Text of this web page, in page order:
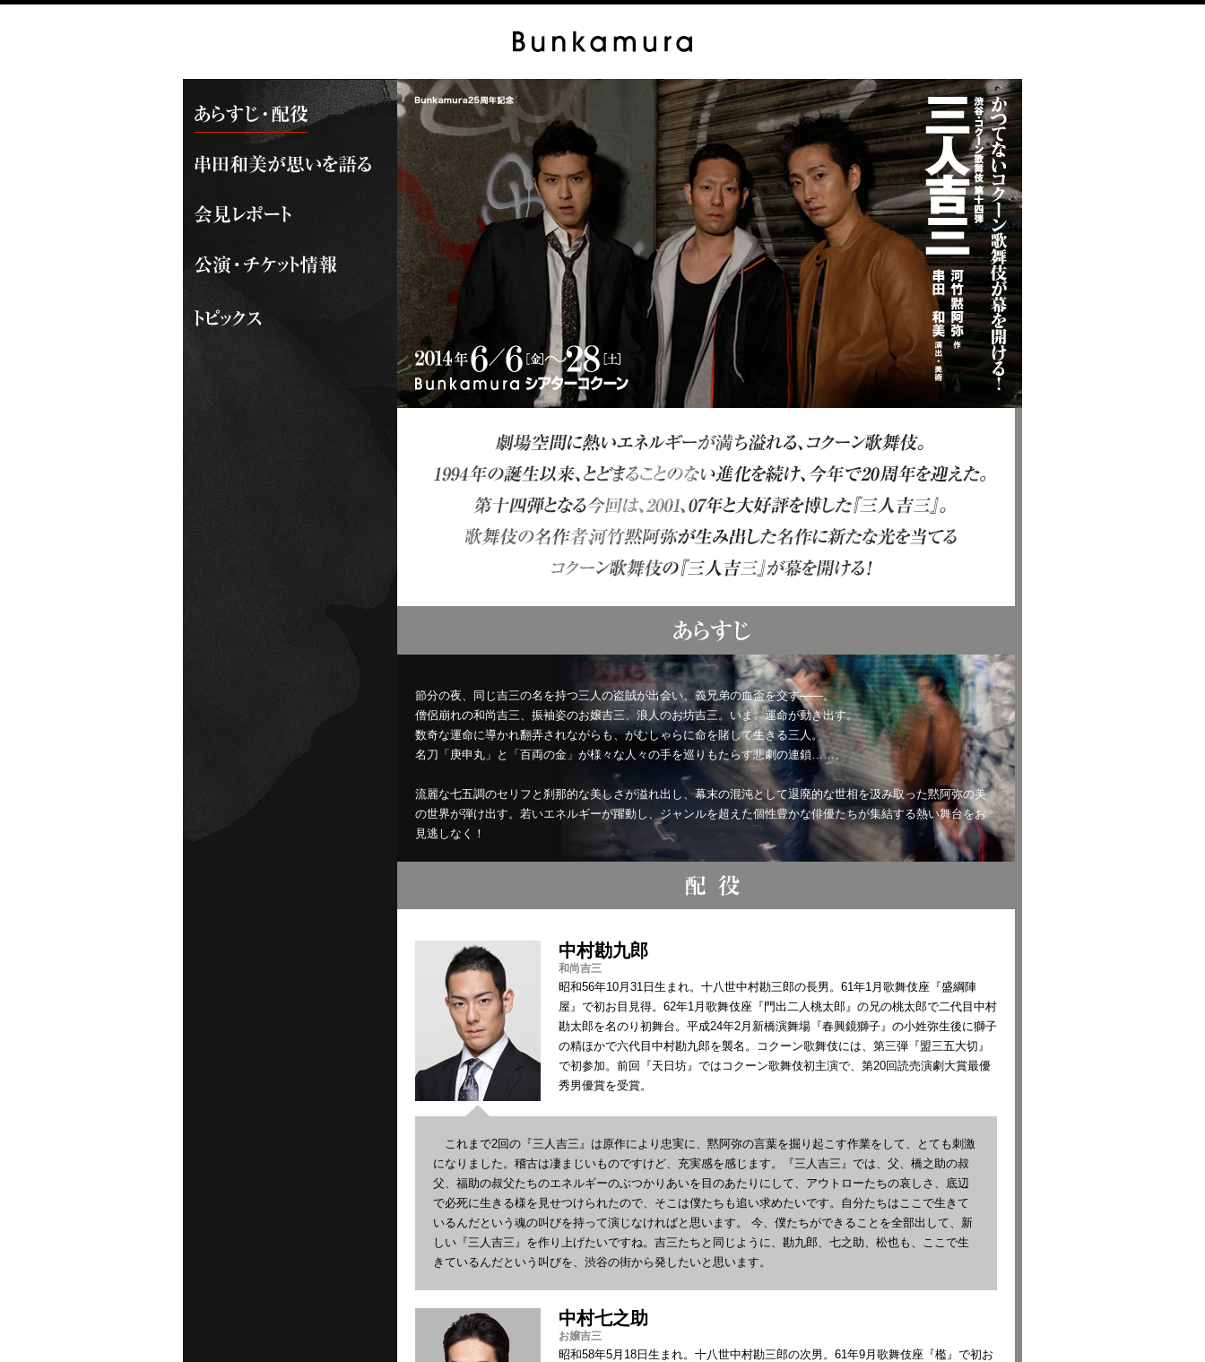
節分の夜、同じ吉三の名を持つ三人の盗賊が出会い、義兄弟の血盃を交す――。
僧侶崩れの和尚吉三、振袖姿のお嬢吉三、浪人のお坊吉三。いま、運命が動き出す。
数奇な運命に導かれ翻弄されながらも、がむしゃらに命を賭して生きる三人。
名刀「庚申丸」と「百両の金」が様々な人々の手を巡りもたらす悲劇の連鎖……。
流麗な七五調のセリフと刹那的な美しさが溢れ出し、幕末の混沌として退廃的な世相を汲み取った黙阿弥の美
の世界が弾け出す。若いエネルギーが躍動し、ジャンルを超えた個性豊かな俳優たちが集結する熱い舞台をお
見逃しなく！
中村勘九郎
和尚吉三
昭和56年10月31日生まれ。十八世中村勘三郎の長男。61年1月歌舞伎座『盛綱陣
屋』で初お目見得。62年1月歌舞伎座『門出二人桃太郎』の兄の桃太郎で二代目中村
勘太郎を名のり初舞台。平成24年2月新橋演舞場『春興鏡獅子』の小姓弥生後に獅子
の精ほかで六代目中村勘九郎を襲名。コクーン歌舞伎には、第三弾『盟三五大切』
で初参加。前回『天日坊』ではコクーン歌舞伎初主演で、第20回読売演劇大賞最優
秀男優賞を受賞。
これまで2回の『三人吉三』は原作により忠実に、黙阿弥の言葉を掘り起こす作業をして、とても刺激
になりました。稽古は凄まじいものですけど、充実感を感じます。『三人吉三』では、父、橋之助の叔
父、福助の叔父たちのエネルギーのぶつかりあいを目のあたりにして、アウトローたちの哀しさ、底辺
で必死に生きる様を見せつけられたので、そこは僕たちも追い求めたいです。自分たちはここで生きて
いるんだという魂の叫びを持って演じなければと思います。 今、僕たちができることを全部出して、新
しい『三人吉三』を作り上げたいですね。吉三たちと同じように、勘九郎、七之助、松也も、ここで生
きているんだという叫びを、渋谷の街から発したいと思います。
中村七之助
お嬢吉三
昭和58年5月18日生まれ。十八世中村勘三郎の次男。61年9月歌舞伎座『檻』で初お